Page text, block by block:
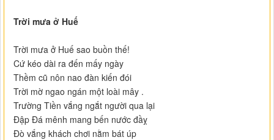
Trời mưa ở Huế
Trời mưa ở Huế sao buồn thế!
Cứ kéo dài ra đến mấy ngày
Thềm cũ nôn nao đàn kiến đói
Trời mờ ngao ngán một loài mây .
Trường Tiền vắng ngắt người qua lại
Đập Đá mênh mang bến nước đầỵ
Đò vắng khách chơi nằm bát úp